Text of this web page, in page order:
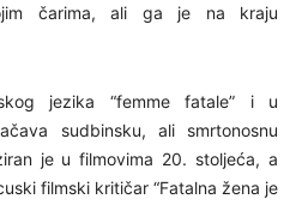
čarima, ali ga je na kraju
jezika “femme fatale” i u
sudbinsku, ali smrtonosnu
je u filmovima 20. stoljeća, a
filmski kritičar “Fatalna žena je